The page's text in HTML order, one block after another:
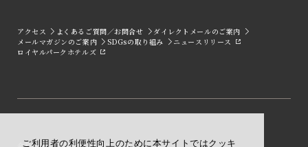
ご利用者の利便性向上のために本サイトではクッキ
アクセス よくあるご質問／お問合せ
ダイレクトメールのご案内
メールマガジンのご案内
SDGsの取り組み
ニュースリリース
ロイヤルパークホテルズ